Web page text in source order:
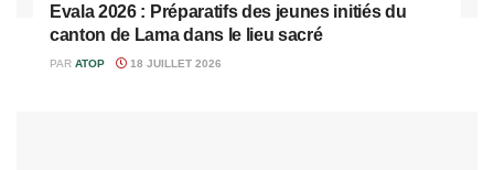
Evala 2026 : Préparatifs des jeunes initiés du
canton de Lama dans le lieu sacré
PAR ATOP 18 JUILLET 2026